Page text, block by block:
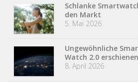
Schlanke
den Markt
5. Mai 2026
Ungewöhnliche
Watch 2.0 erschienen
8. April 2026